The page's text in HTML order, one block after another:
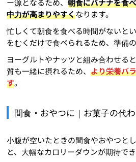
ー源となるため、朝食にバナナを食
中力が高まりやすくなります。
忙しくて朝食を食べる時間がないと
をむくだけで食べられるため、準備
ヨーグルトやナッツと組み合わせる
質も一緒に摂れるため、より栄養バ
す。
間食・おやつに｜お菓子の代
小腹が空いたときの間食やおやつと
と、大幅なカロリーダウンが期待でき